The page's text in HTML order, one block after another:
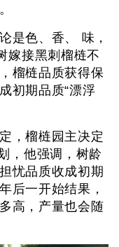
。
是色、香、 味，
嫁接黑刺榴梿不
榴梿品质获得保
初期品质“漂浮
，榴梿园主决定
，他强调，树龄
忧品质收成初期
后一开始结果，
高，产量也会随